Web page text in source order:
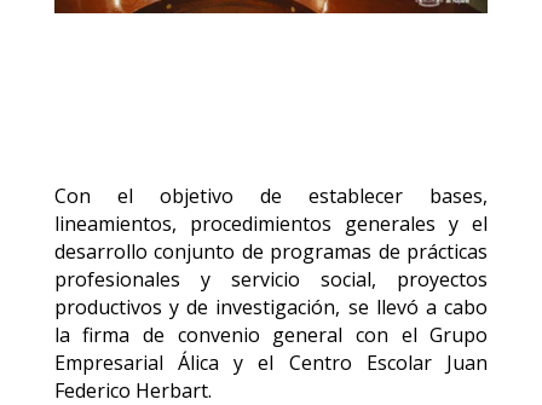
Con el objetivo de establecer bases,
lineamientos, procedimientos generales y el
desarrollo conjunto de programas de prácticas
profesionales y servicio social, proyectos
productivos y de investigación, se llevó a cabo
la firma de convenio general con el Grupo
Empresarial Álica y el Centro Escolar Juan
Federico Herbart.